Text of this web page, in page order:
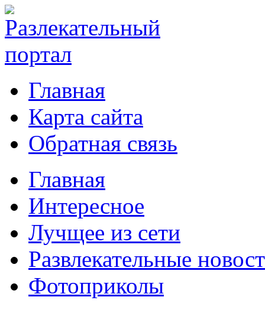
Главная
Карта сайта
Обратная связь
Главная
Интересное
Лучщее из сети
Развлекательные
Фотоприколы